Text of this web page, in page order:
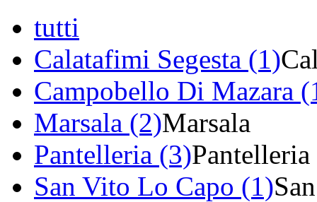
tutti
Calatafimi Segesta (1)
Campobello Di Mazara
Marsala (2)Marsala
Pantelleria (3)Pantelleria
San Vito Lo Capo (1)